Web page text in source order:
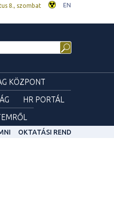
8., szombat EN
KÖZPONT
HR PORTÁL
OKTATÁSI REND